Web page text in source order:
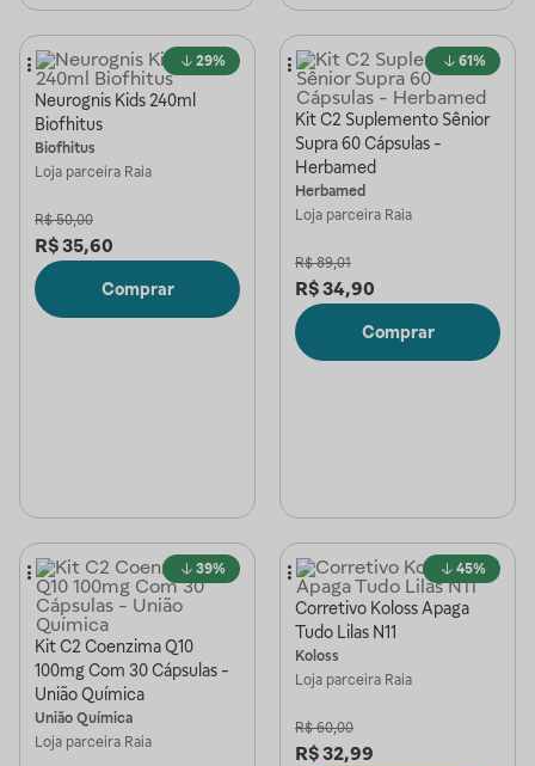
29%
Neurognis Kids 240ml
Biofhitus
Biofhitus
Loja parceira Raia
R$ 50,00
R$35,60
Comprar
61%
Kit C2 Suplemento Sênior
Supra 60 Cápsulas -
Herbamed
Herbamed
Loja parceira Raia
R$ 89,01
R$34,90
Comprar
39%
Kit C2 Coenzima Q10
100mg Com 30 Cápsulas -
União Química
União Química
Loja parceira Raia
45%
Corretivo Koloss Apaga
Tudo Lilas N11
Koloss
Loja parceira Raia
R$ 60,00
R$32,99